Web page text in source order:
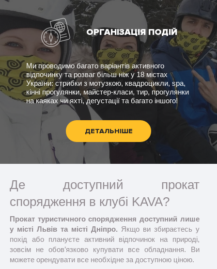
ОРГАНІЗАЦІЯ ПОДІЙ
Ми проводимо багато варіантів активного
відпочинку та розваг більш ніж у 18 містах
України: стрибки з мотузкою, квадроцикли, spa,
кінні прогулянки, майстер-класи, тир, прогулянки
на каяках чи яхті, дегустації та багато іншого!
ДЕТАЛЬНІШЕ
Де доступний прокат
спорядження в клубі KAVA?
Прокат туристичного спорядження доступний лише
у місті Львів та місті Дніпро. Якщо ви збираєтесь у
похід або плануєте активний відпочинок на природі,
зовсім не обов’язково купувати все обладнання. Ви
можете орендувати все необхідне за доступною ціною.